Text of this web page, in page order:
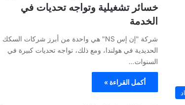
خسائر تشغيلية وتواجه تحديات في
الخدمة
شركة "إن إس NS" هي واحدة من أبرز شركات السكك
الحديدية في هولندا، ومع ذلك، تواجه تحديات كبيرة في
السنوات…
أكمل القراءة »